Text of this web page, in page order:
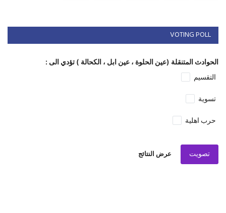
VOTING POLL
الحوادث المتنقلة (عين الحلوة ، عين ابل ، الكحالة ) تؤدي الى :
التقسيم
تسوية
حرب اهلية
تصويت عرض النتائج